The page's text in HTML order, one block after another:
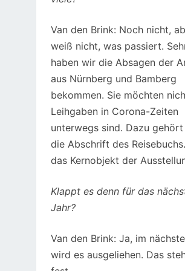
Van den Brink: Noch nicht,
weiß nicht, was passiert.
haben wir die Absagen der
aus Nürnberg und Bamberg
bekommen. Sie möchten
Leihgaben in Corona-Zeiten
unterwegs sind. Dazu
die Abschrift des
das Kernobjekt der
Klappt es denn für das
Jahr?
Van den Brink: Ja, im
wird es ausgeliehen. Das